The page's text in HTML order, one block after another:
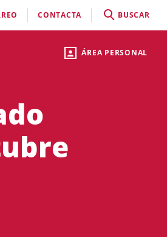
ÁREA PERSONAL
CONTACTA BUSCAR